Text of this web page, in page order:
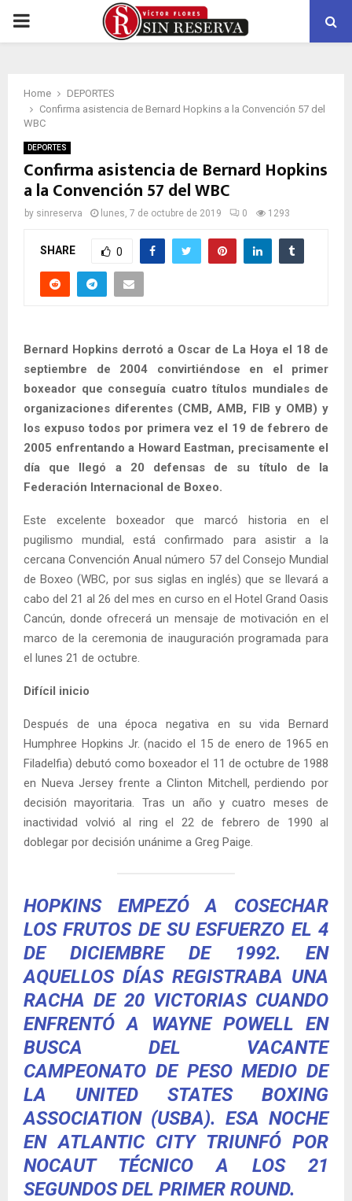
PRIMARY
Home
DEPORTES
Confirma asistencia de Bernard Hopkins a la Convención 57 del
WBC
DEPORTES
Confirma asistencia de Bernard Hopkins
a la Convención 57 del WBC
by sinreserva lunes, 7 de octubre de 2019 0 1293
SHARE 0
Bernard Hopkins derrotó a Oscar de La Hoya el 18 de
septiembre de 2004 convirtiéndose en el primer
boxeador que conseguía cuatro títulos mundiales de
organizaciones diferentes (CMB, AMB, FIB y OMB) y
los expuso todos por primera vez el 19 de febrero de
2005 enfrentando a Howard Eastman, precisamente el
día que llegó a 20 defensas de su título de la
Federación Internacional de Boxeo.
Este excelente boxeador que marcó historia en el
pugilismo mundial, está confirmado para asistir a la
cercana Convención Anual número 57 del Consejo Mundial
de Boxeo (WBC, por sus siglas en inglés) que se llevará a
cabo del 21 al 26 del mes en curso en el Hotel Grand Oasis
Cancún, donde ofrecerá un mensaje de motivación en el
marco de la ceremonia de inauguración programada para
el lunes 21 de octubre.
Difícil inicio
Después de una época negativa en su vida Bernard
Humphree Hopkins Jr. (nacido el 15 de enero de 1965 en
Filadelfia) debutó como boxeador el 11 de octubre de 1988
en Nueva Jersey frente a Clinton Mitchell, perdiendo por
decisión mayoritaria. Tras un año y cuatro meses de
inactividad volvió al ring el 22 de febrero de 1990 al
doblegar por decisión unánime a Greg Paige.
HOPKINS EMPEZÓ A COSECHAR
LOS FRUTOS DE SU ESFUERZO EL 4
DE DICIEMBRE DE 1992. EN
AQUELLOS DÍAS REGISTRABA UNA
RACHA DE 20 VICTORIAS CUANDO
ENFRENTÓ A WAYNE POWELL EN
BUSCA DEL VACANTE
CAMPEONATO DE PESO MEDIO DE
LA UNITED STATES BOXING
ASSOCIATION (USBA). ESA NOCHE
EN ATLANTIC CITY TRIUNFÓ POR
NOCAUT TÉCNICO A LOS 21
SEGUNDOS DEL PRIMER ROUND.